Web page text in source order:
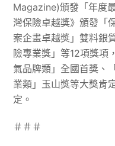
Magazine)頒發「年度
灣保險卓越獎》頒發「
案企畫卓越獎」雙料銀
險專業獎」等12項獎項
氣品牌類」全國首獎、
業類」玉山獎等大獎肯
定。
＃＃＃